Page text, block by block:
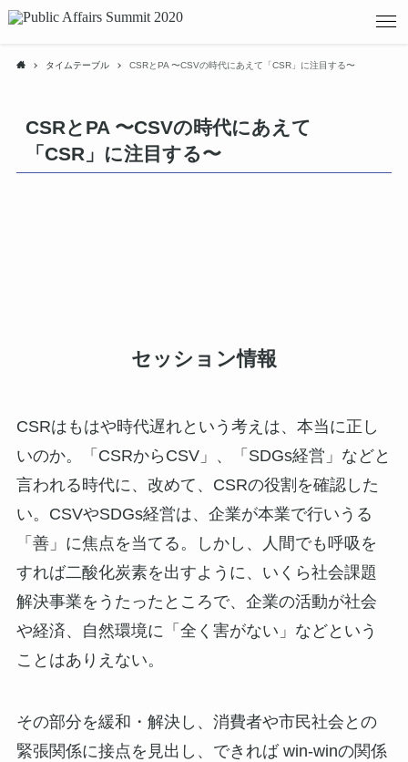
タイムテーブル CSRとPA 〜CSVの時代にあえて「CSR」に注目する〜
CSRとPA 〜CSVの時代にあえて
「CSR」に注目する〜
セッション情報
CSRはもはや時代遅れという考えは、本当に正し
いのか。「CSRからCSV」、「SDGs経営」などと
言われる時代に、改めて、CSRの役割を確認した
い。CSVやSDGs経営は、企業が本業で行いうる
「善」に焦点を当てる。しかし、人間でも呼吸を
すれば二酸化炭素を出すように、いくら社会課題
解決事業をうたったところで、企業の活動が社会
や経済、自然環境に「全く害がない」などという
ことはありえない。
その部分を緩和・解決し、消費者や市民社会との
緊張関係に接点を見出し、できれば win-winの関係